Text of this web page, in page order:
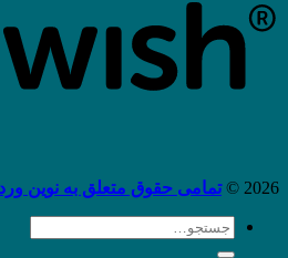
2026 ©
تمامی حقوق متعلق به نوین
جستجو